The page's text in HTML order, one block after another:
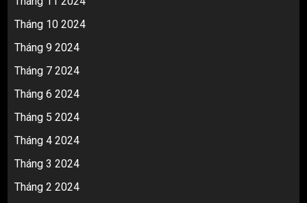
Tháng 10 2024
Tháng 9 2024
Tháng 7 2024
Tháng 6 2024
Tháng 5 2024
Tháng 4 2024
Tháng 3 2024
Tháng 2 2024